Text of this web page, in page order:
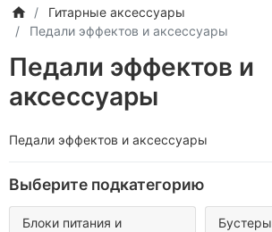
Гитарные аксессуары
Педали эффектов и аксессуары
Педали эффектов и
аксессуары
Педали эффектов и аксессуары
Выберите подкатегорию
Блоки питания и
Бустеры